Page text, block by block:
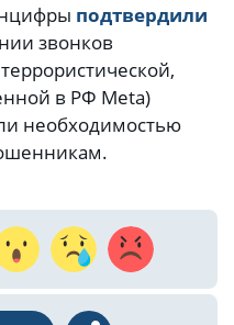
подтвердили
звонков
в РФ Meta)
необходимостью